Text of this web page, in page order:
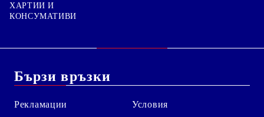
ХАРТИИ И
КОНСУМАТИВИ
Бързи връзки
Рекламации
Условия